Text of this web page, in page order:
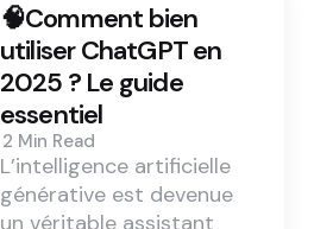
🧠Comment bien
utiliser ChatGPT en
2025 ? Le guide
essentiel
2 Min Read
L’intelligence artificielle
générative est devenue